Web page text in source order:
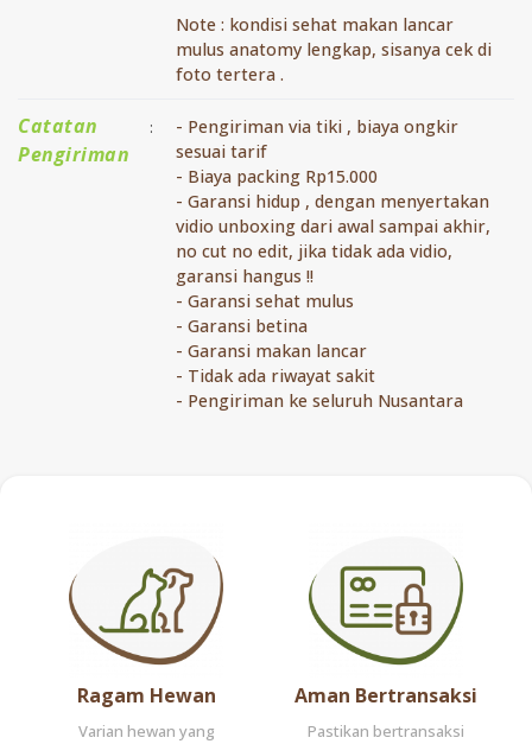
Note : kondisi sehat makan lancar
mulus anatomy lengkap, sisanya cek di
foto tertera .
Catatan
Pengiriman
:
- Pengiriman via tiki , biaya ongkir
sesuai tarif
- Biaya packing Rp15.000
- Garansi hidup , dengan menyertakan
vidio unboxing dari awal sampai akhir,
no cut no edit, jika tidak ada vidio,
garansi hangus !!
- Garansi sehat mulus
- Garansi betina
- Garansi makan lancar
- Tidak ada riwayat sakit
- Pengiriman ke seluruh Nusantara
Ragam Hewan
Varian hewan yang
Aman Bertransaksi
Pastikan bertransaksi